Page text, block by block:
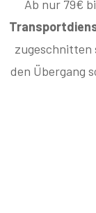
Ab nur 79€
zugeschnitten
den Übergang